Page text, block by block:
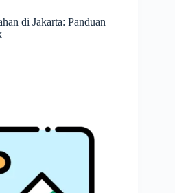
di Jakarta: Panduan